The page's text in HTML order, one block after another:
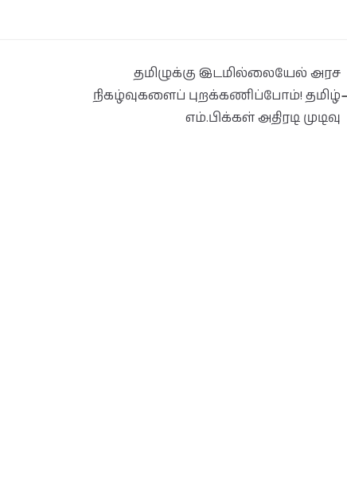
தமிழுக்கு இடமில்லையேல் அரச
நிகழ்வுகளைப் புறக்கணிப்போம்! தமிழ்
எம்.பிக்கள் அதிரடி முடிவு